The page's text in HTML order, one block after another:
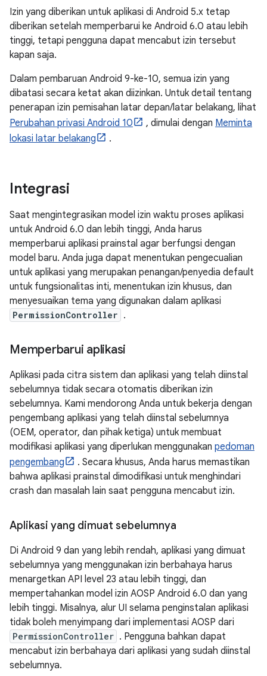
Izin yang diberikan untuk aplikasi di Android 5.x tetap
diberikan setelah memperbarui ke Android 6.0 atau lebih
tinggi, tetapi pengguna dapat mencabut izin tersebut
kapan saja.
Dalam pembaruan Android 9-ke-10, semua izin yang
dibatasi secara ketat akan diizinkan. Untuk detail tentang
penerapan izin pemisahan latar depan/latar belakang, lihat
Perubahan privasi Android 10
, dimulai dengan Meminta
lokasi latar belakang
.
Integrasi
Saat mengintegrasikan model izin waktu proses aplikasi
untuk Android 6.0 dan lebih tinggi, Anda harus
memperbarui aplikasi prainstal agar berfungsi dengan
model baru. Anda juga dapat menentukan pengecualian
untuk aplikasi yang merupakan penangan/penyedia default
untuk fungsionalitas inti, menentukan izin khusus, dan
menyesuaikan tema yang digunakan dalam aplikasi
PermissionController .
Memperbarui aplikasi
Aplikasi pada citra sistem dan aplikasi yang telah diinstal
sebelumnya tidak secara otomatis diberikan izin
sebelumnya. Kami mendorong Anda untuk bekerja dengan
pengembang aplikasi yang telah diinstal sebelumnya
(OEM, operator, dan pihak ketiga) untuk membuat
modifikasi aplikasi yang diperlukan menggunakan pedoman
pengembang
. Secara khusus, Anda harus memastikan
bahwa aplikasi prainstal dimodifikasi untuk menghindari
crash dan masalah lain saat pengguna mencabut izin.
Aplikasi yang dimuat sebelumnya
Di Android 9 dan yang lebih rendah, aplikasi yang dimuat
sebelumnya yang menggunakan izin berbahaya harus
menargetkan API level 23 atau lebih tinggi, dan
mempertahankan model izin AOSP Android 6.0 dan yang
lebih tinggi. Misalnya, alur UI selama penginstalan aplikasi
tidak boleh menyimpang dari implementasi AOSP dari
PermissionController . Pengguna bahkan dapat
mencabut izin berbahaya dari aplikasi yang sudah diinstal
sebelumnya.